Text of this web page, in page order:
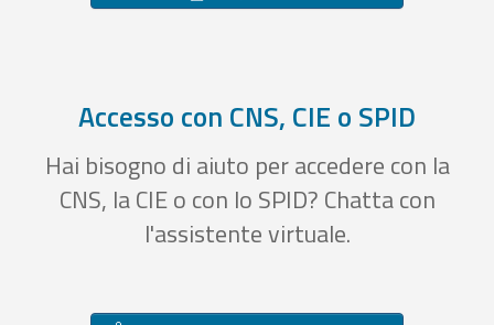
Accesso con CNS, CIE o SPID
Hai bisogno di aiuto per accedere con la
CNS, la CIE o con lo SPID? Chatta con
l'assistente virtuale.